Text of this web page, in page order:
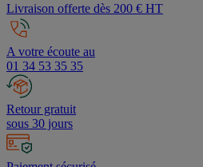
Livraison offerte dès 200 € HT
A votre écoute au
01 34 53 35 35
Retour gratuit
sous 30 jours